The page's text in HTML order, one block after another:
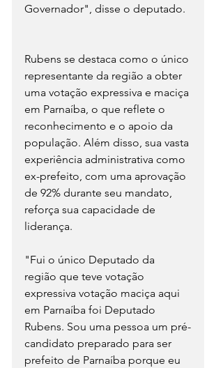
Governador", disse o deputado.
Rubens se destaca como o único
representante da região a obter
uma votação expressiva e maciça
em Parnaíba, o que reflete o
reconhecimento e o apoio da
população. Além disso, sua vasta
experiência administrativa como
ex-prefeito, com uma aprovação
de 92% durante seu mandato,
reforça sua capacidade de
liderança.
"Fui o único Deputado da
região que teve votação
expressiva votação maciça aqui
em Parnaíba foi Deputado
Rubens. Sou uma pessoa um pré-
candidato preparado para ser
prefeito de Parnaíba porque eu